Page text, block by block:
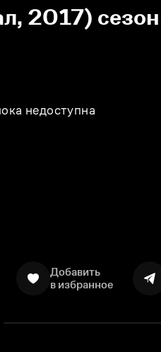
2017)
недоступна
Добавить
в избранное